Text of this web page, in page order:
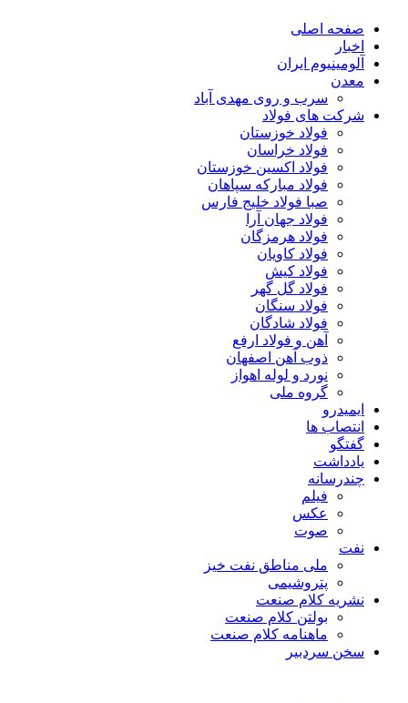
صفحه اصلی
اخبار
آلومینیوم ایران
معدن
سرب و روی مهدی آباد
شرکت های فولاد
فولاد خوزستان
فولاد خراسان
فولاد اکسین خوزستان
فولاد مبارکه سپاهان
صبا فولاد خلیج فارس
فولاد جهان آرا
فولاد هرمزگان
فولاد کاویان
فولاد کیش
فولاد گل گهر
فولاد سنگان
فولاد شادگان
آهن و فولاد ارفع
ذوب آهن اصفهان
نورد و لوله اهواز
گروه ملی
ایمیدرو
انتصاب ها
گفتگو
یادداشت
چندرسانه
فیلم
عکس
صوت
نفت
ملی مناطق نفت خیز
پتروشیمی
نشریه کلام صنعت
بولتن کلام صنعت
ماهنامه کلام صنعت
سخن سردبیر